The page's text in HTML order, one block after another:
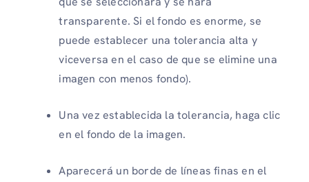
transparente. Si el fondo es enorme, se
puede establecer una tolerancia alta y
viceversa en el caso de que se elimine una
imagen con menos fondo).
Una vez establecida la tolerancia, haga clic
en el fondo de la imagen.
Aparecerá un borde de líneas finas en el